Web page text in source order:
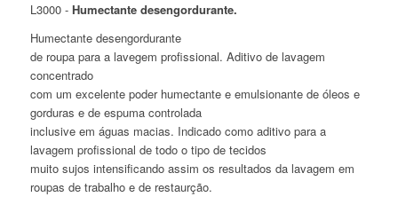
L3000 - Humectante desengordurante.
Humectante desengordurante
de roupa para a lavegem profissional. Aditivo de lavagem
concentrado
com um excelente poder humectante e emulsionante de óleos e
gorduras e de espuma controlada
inclusive em águas macias. Indicado como aditivo para a
lavagem profissional de todo o tipo de tecidos
muito sujos intensificando assim os resultados da lavagem em
roupas de trabalho e de restaurção.